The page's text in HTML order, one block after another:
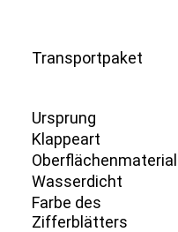
Produkte
Werksbesichtigung
Qualitätskontrolle
Kontaktieren Sie uns
Transportpaket
Ursprung
Klappeart
Oberflächenmaterial
Wasserdicht
Farbe des
Zifferblätters